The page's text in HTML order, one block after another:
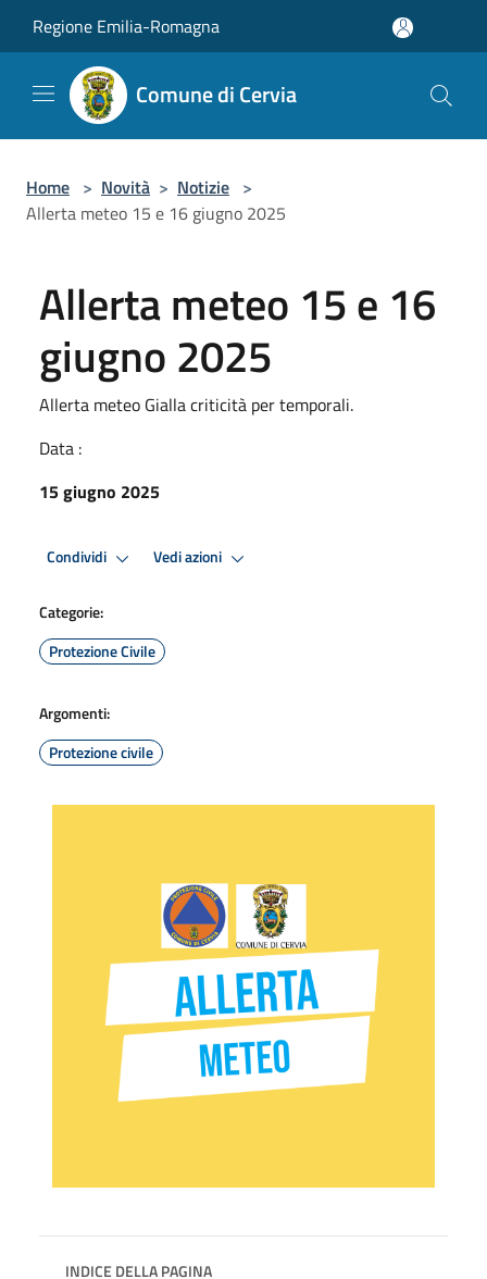
Regione Emilia-Romagna
Comune di Cervia
Home > Novità > Notizie >
Allerta meteo 15 e 16 giugno 2025
Allerta meteo 15 e 16
giugno 2025
Allerta meteo Gialla criticità per temporali.
Data :
15 giugno 2025
Condividi Vedi azioni
Categorie:
Protezione Civile
Argomenti:
Protezione civile
INDICE DELLA PAGINA